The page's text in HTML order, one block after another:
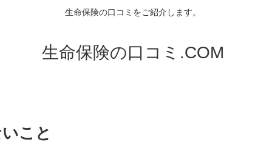
生命保険の口コミをご紹介します。
生命保険の口コミ.COM
こと